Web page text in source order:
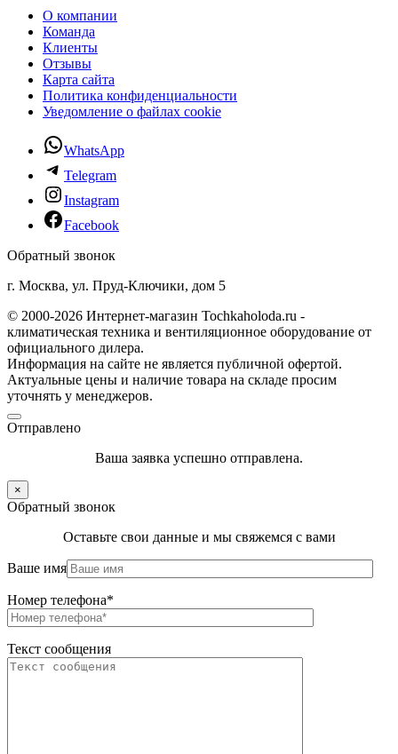
О компании
Команда
Клиенты
Отзывы
Карта сайта
Политика конфиденциальности
Уведомление о файлах cookie
WhatsApp
Telegram
Instagram
Facebook
Обратный звонок
г. Москва, ул. Пруд-Ключики, дом 5
© 2000-2026 Интернет-магазин Tochkaholoda.ru -
климатическая техника и вентиляционное оборудование от
официального дилера.
Информация на сайте не является публичной офертой.
Актуальные цены и наличие товара на складе просим
уточнять у менеджеров.
Отправлено
Ваша заявка успешно отправлена.
×
Обратный звонок
Оставьте свои данные и мы свяжемся с вами
Ваше имя
Номер телефона*
Текст сообщения